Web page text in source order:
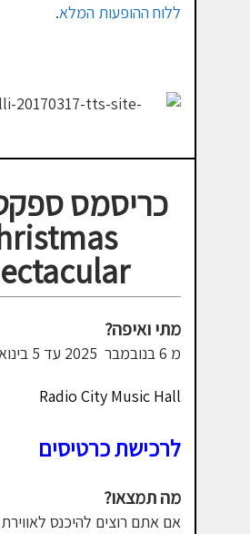
ללוח ההופעות המלא.
כריסמס
מ 6 בנובמבר 2025 עד 5 בינואר 2026
Radio City Music Hall
לרכישת כרטיסים
מתי ואיפה?
אם אתם רוצים להיכנס
מה תמצאו?